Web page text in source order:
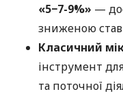
«5−7-9%» —
зниженою
Класичний
інструмент
та поточної